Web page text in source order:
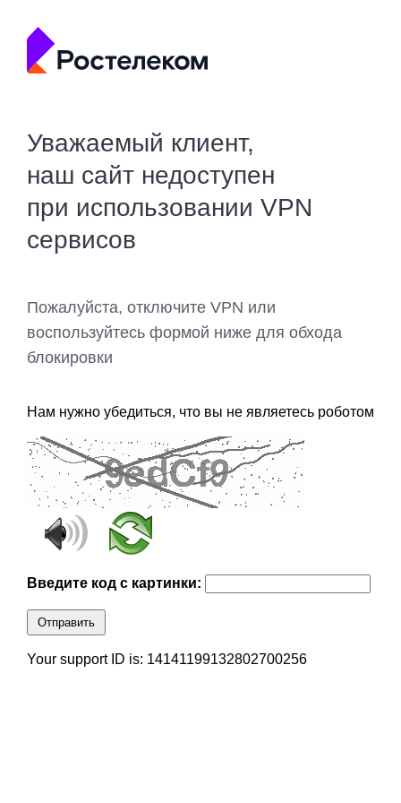
Уважаемый клиент,
наш сайт недоступен
при использовании VPN
сервисов
Пожалуйста, отключите VPN или
воспользуйтесь формой ниже для обхода
блокировки
Нам нужно убедиться, что вы не являетесь роботом
Введите код с картинки:
Отправить
Your support ID is: 14141199132802700256